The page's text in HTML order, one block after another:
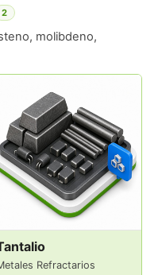
2
molibdeno,
Refractarios